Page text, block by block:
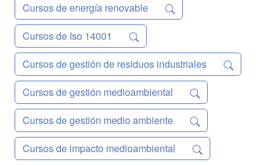
Cursos de energía renovable
Cursos de Iso 14001
Cursos de gestión de residuos industriales
Cursos de gestión medioambiental
Cursos de gestión medio ambiente
Cursos de impacto medioambiental